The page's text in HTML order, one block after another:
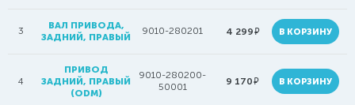
3
ВАЛ ПРИВОДА,
ЗАДНИЙ, ПРАВЫЙ
9010-280201 4 299руб. В КОРЗИНУ
4
ПРИВОД
ЗАДНИЙ, ПРАВЫЙ
(ODM)
9010-280200-
50001
9 170руб. В КОРЗИНУ